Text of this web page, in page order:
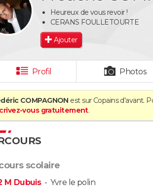
Heureux de vous revoir !
CERANS FOULLETOURTE
Ajouter
Profil Photos
COMPAGNON est sur Copains d'avant.
vous gratuitement.
scolaire
M Dubuis-Yvre le polin